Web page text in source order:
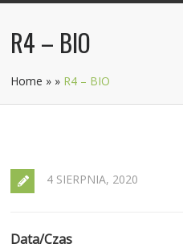
R4 – BIO
Home » » R4 – BIO
4 SIERPNIA, 2020
Data/Czas